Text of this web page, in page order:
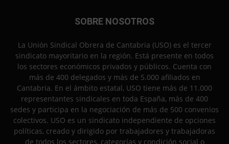
SOBRE NOSOTROS
La Unión Sindical Obrera de Cantabria (USO) es el tercer
sindicato mayoritario en la región. Está presente en todos
los sectores económicos privados y públicos. Cuenta con
más de 400 delegados y más de 5.000 afiliados en
Cantabria. En el ámbito estatal, USO tiene más de 11.000
representantes sindicales en toda España, más de 400
sedes y participa en la negociación de más de 500 convenios
colectivos. USO es un sindicato independiente de opciones
políticas, creado y dirigido por trabajadores y trabajadoras
de todos los sectores, categorías y condición social o